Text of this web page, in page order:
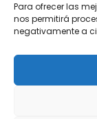
Para ofrecer las
nos permitirá
negativamente a